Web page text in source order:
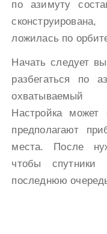
по азимуту
ложилась по
Начать следует
разбегаться по
охватываемый
Настройка
предполагают
места. После
чтобы спутники
последнюю